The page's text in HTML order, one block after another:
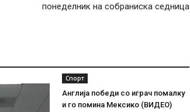
понеделник на собраниска седница
Спорт
Англија победи со играч помалку
и го помина Мексико (ВИДЕО)